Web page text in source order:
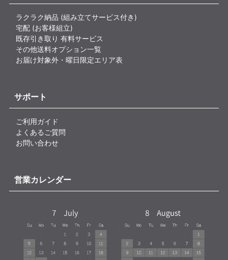
ラクラク納品 (組み立てサービス付き)
宅配 (お客様組立)
既存引き取り 有料サービス
その他送料オプション一覧
お届け対象外・曜日限定エリア表
サポート
ご利用ガイド
よくあるご質問
お問い合わせ
営業カレンダー